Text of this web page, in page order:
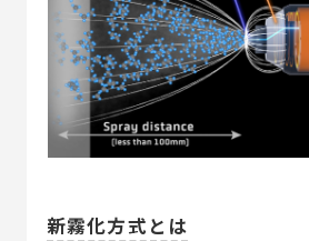
新霧化方式とは